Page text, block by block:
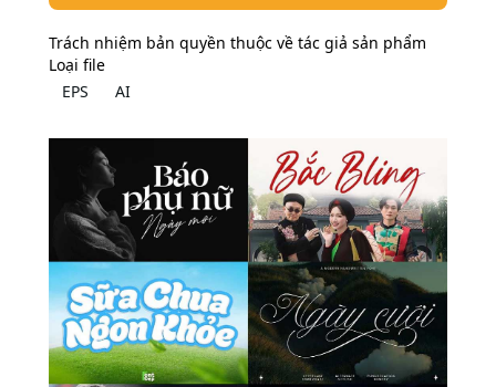
Trách nhiệm bản quyền thuộc về tác giả sản phẩm
Loại file
EPS
AI